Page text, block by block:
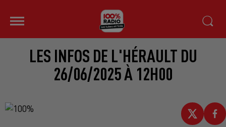
LES INFOS DE L'HÉRAULT DU
26/06/2025 À 12H00